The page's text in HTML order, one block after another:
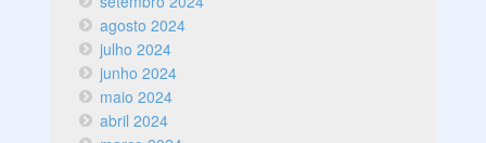
agosto 2024
julho 2024
junho 2024
maio 2024
abril 2024